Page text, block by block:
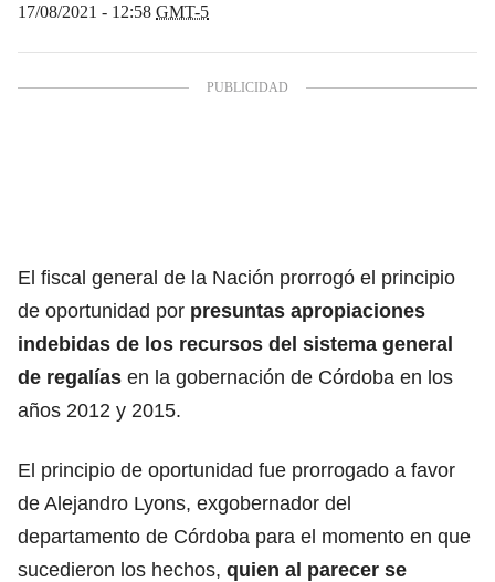
17/08/2021 - 12:58 GMT-5
El fiscal general de la Nación prorrogó el principio
de oportunidad por presuntas apropiaciones
indebidas de los recursos del sistema general
de regalías en la gobernación de Córdoba en los
años 2012 y 2015.
El principio de oportunidad fue prorrogado a favor
de Alejandro Lyons, exgobernador del
departamento de Córdoba para el momento en que
sucedieron los hechos, quien al parecer se